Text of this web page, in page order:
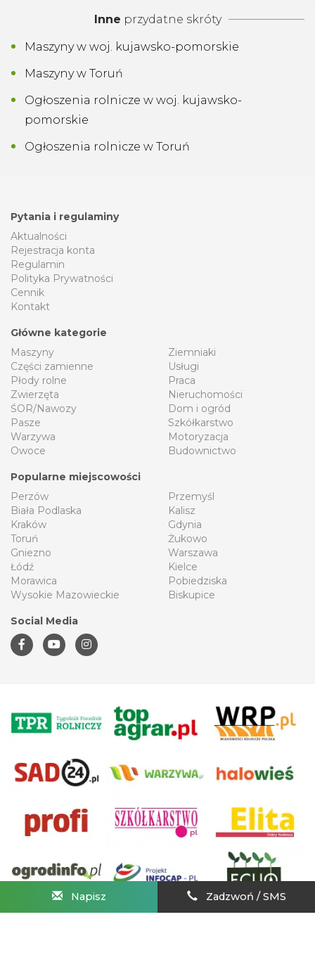
Napisz Zadzwoń / SMS
Inne przydatne skróty
Maszyny w woj. kujawsko-pomorskie
Maszyny w Toruń
Ogłoszenia rolnicze w woj. kujawsko-
pomorskie
Ogłoszenia rolnicze w Toruń
Pytania i regulaminy
Aktualności
Rejestracja konta
Regulamin
Polityka Prywatności
Cennik
Kontakt
Główne kategorie
Maszyny
Części zamienne
Płody rolne
Zwierzęta
ŚOR/Nawozy
Pasze
Warzywa
Owoce
Ziemniaki
Usługi
Praca
Nieruchomości
Dom i ogród
Szkółkarstwo
Motoryzacja
Budownictwo
Popularne miejscowości
Perzów
Biała Podlaska
Kraków
Toruń
Gniezno
Łódź
Morawica
Wysokie Mazowieckie
Przemyśl
Kalisz
Gdynia
Żukowo
Warszawa
Kielce
Pobiedziska
Biskupice
Social Media